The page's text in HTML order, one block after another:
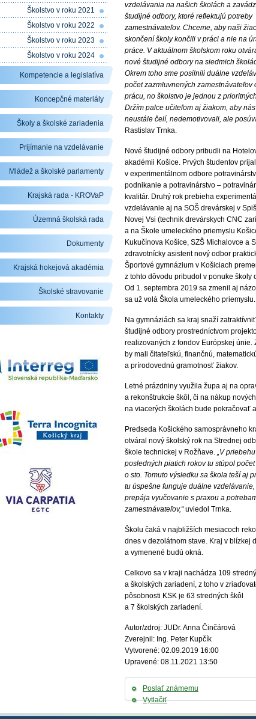
vzdelávania na našich školách a
študijné odbory, ktoré reflektujú potreby
zamestnávateľov. Chceme, aby naši
skončení školy končili v práci a nie na
práce. V aktuálnom školskom roku
nové študijné odbory na siedmich
Okrem toho sme posilnili duálne
počet zazmluvnených zamestnávateľov
prácu, no školstvo je jednou z
Držím palce učiteľom aj žiakom, aby
neustále čelí, nedemotivovali, ale
Rastislav Trnka.
Nové študijné odbory pribudli na
akadémii Košice. Prvých študentov
v experimentálnom odbore
podnikanie a potravinárstvo –
kvalitár. Druhý rok prebieha
vzdelávanie aj na SOŠ drevárskej v
Novej Vsi (technik drevárskych CNC
a na Škole umeleckého priemyslu
Kukučínova Košice, SZŠ Michalovce a
zdravotnícky asistent nový odbor
Športové gymnázium v Košiciach
z tohto dôvodu pribudol v ponuke školy
Od 1. septembra 2019 sa zmenil aj
sa už volá Škola umeleckého priemyslu.
Na gymnáziách sa kraj snaží zatraktívniť
študijné odbory prostredníctvom
realizovaných z fondov Európskej únie.
by mali čitateľskú, finančnú,
a prírodovednú gramotnosť žiakov.
Letné prázdniny využila župa aj na
a rekonštrukcie škôl, či na nákup
na viacerých školách bude pokračovať
Predseda Košického samosprávneho
otváral nový školský rok na Strednej
škole technickej v Rožňave. „V priebehu
posledných piatich rokov tu stúpol
o sto. Tomuto výsledku sa škola teší aj
tu úspešne funguje duálne vzdelávanie,
prepája vyučovanie s praxou a
zamestnávateľov,“uviedol Trnka.
Školu čaká v najbližších mesiacoch
dnes v dezolátnom stave. Kraj v blízkej
a vymenené budú okná.
Celkovo sa v kraji nachádza 109
a školských zariadení, z toho v
pôsobnosti KSK je 63 stredných škôl
a 7 školských zariadení.
Autor/zdroj: JUDr. Anna Činčárová
Zverejnil: Ing. Peter Kupčík
Vytvorené: 02.09.2019 16:00
Upravené: 08.11.2021 13:50
Poslať známemu
Vytlačiť
Školstvo v roku 2021
Školstvo v roku 2022
Školstvo v roku 2023
Školstvo v roku 2024
Kompetencie a legislatíva
Koncepčné materiály
Školy a školské zariadenia
Prijímanie na vzdelávanie
Mládež a školské parlamenty
Krajská rada - KROVaP
Územná školská rada
Dokumenty
Krajská hokejová akadémia
Školské stravovanie
Kontakty